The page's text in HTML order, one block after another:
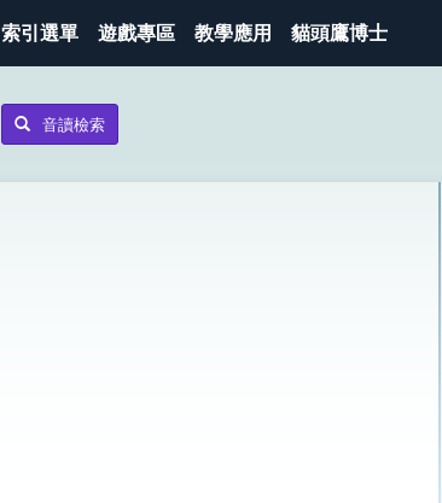
索引選單 遊戲專區 教學應用 貓頭鷹博士
音讀檢索